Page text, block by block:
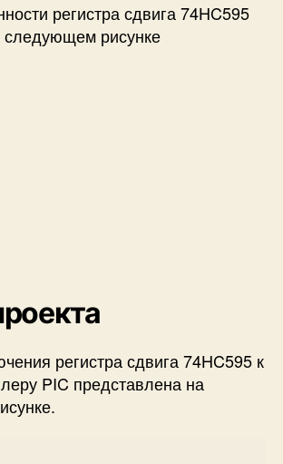
регистра сдвига 74HC595
следующем рисунке
регистра сдвига 74HC595 к
PIC представлена на